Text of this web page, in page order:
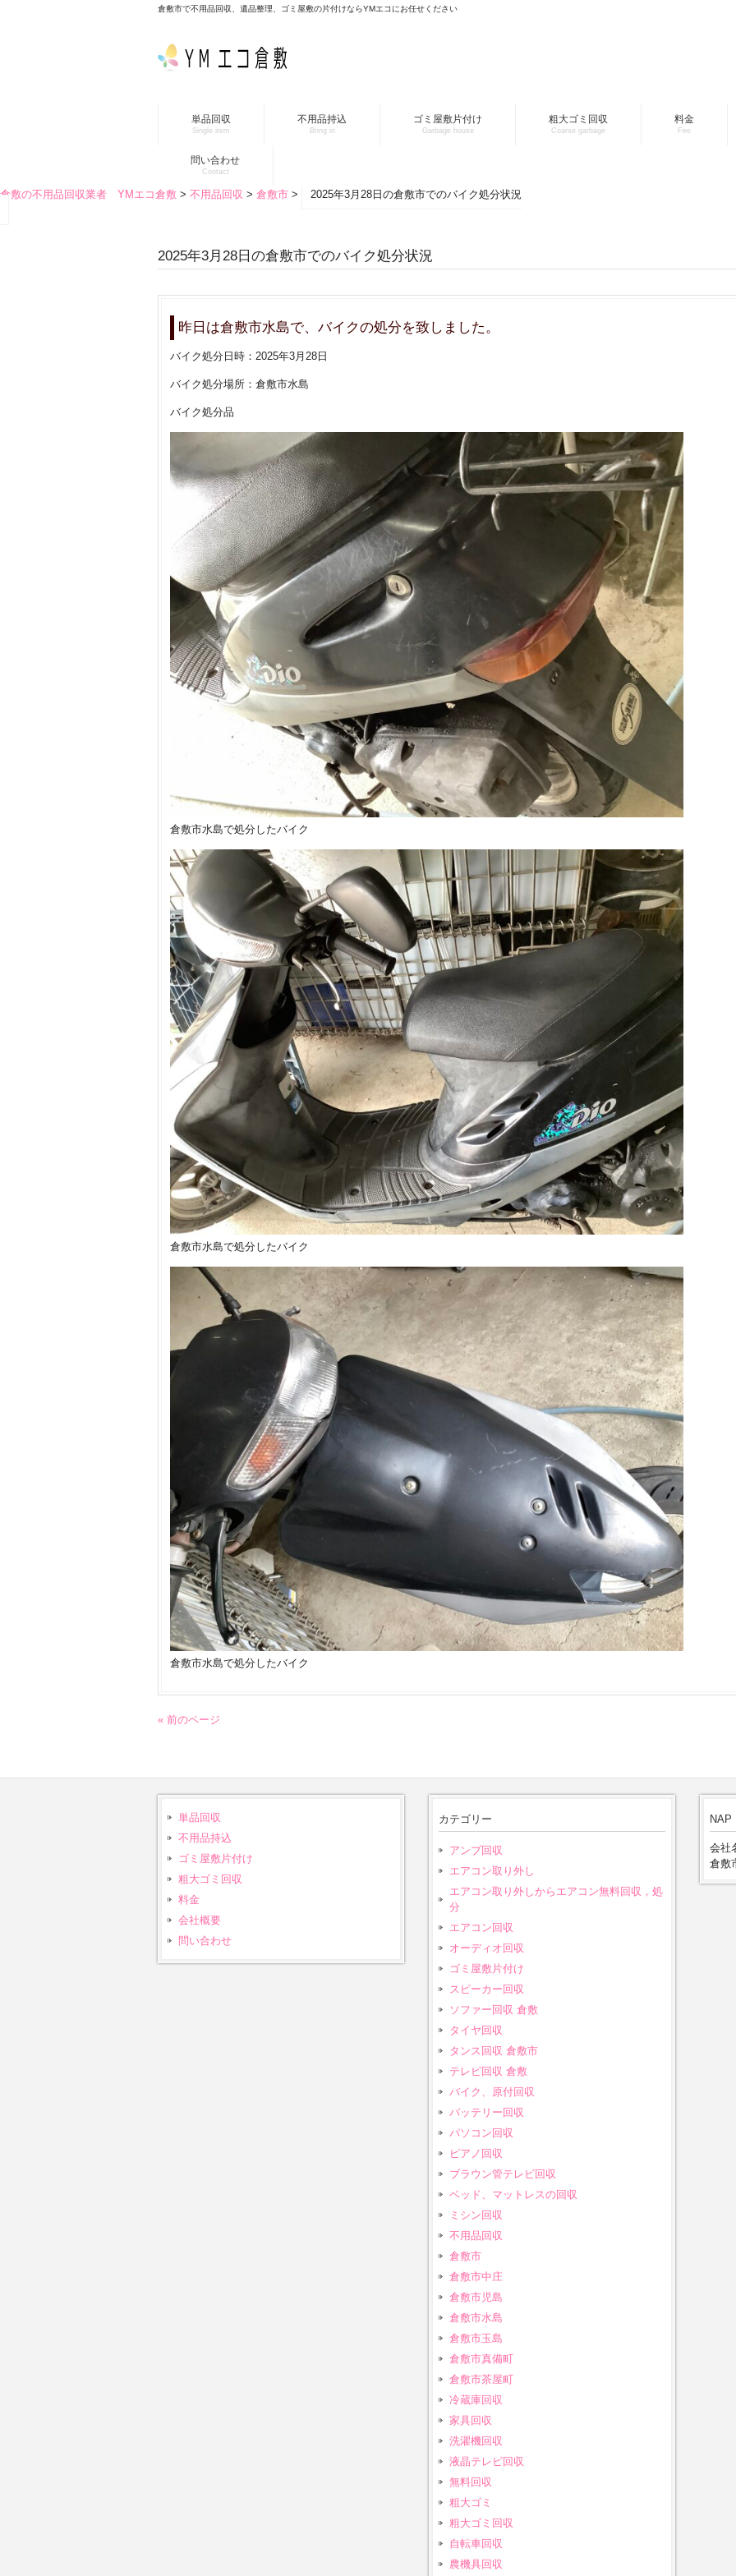
倉敷市で不用品回収、遺品整理、ゴミ屋敷の片付けならYMエコにお任せください
単品回収
Single item
不用品持込
Bring in
ゴミ屋敷片付け
Garbage house
粗大ゴミ回収
Coarse garbage
料金
Fee
問い合わせ
Contact
倉敷の不用品回収業者 YMエコ倉敷 > 不用品回収 > 倉敷市 > 2025年3月28日の倉敷市でのバイク処分状況
2025年3月28日の倉敷市でのバイク処分状況
昨日は倉敷市水島で、バイクの処分を致しました。
バイク処分日時：2025年3月28日
バイク処分場所：倉敷市水島
バイク処分品
倉敷市水島で処分したバイク
倉敷市水島で処分したバイク
倉敷市水島で処分したバイク
« 前のページ
単品回収
不用品持込
ゴミ屋敷片付け
粗大ゴミ回収
料金
会社概要
問い合わせ
カテゴリー
アンプ回収
エアコン取り外し
エアコン取り外しからエアコン無料回収，処
分
エアコン回収
オーディオ回収
ゴミ屋敷片付け
スピーカー回収
ソファー回収 倉敷
タイヤ回収
タンス回収 倉敷市
テレビ回収 倉敷
バイク、原付回収
バッテリー回収
パソコン回収
ピアノ回収
ブラウン管テレビ回収
ベッド、マットレスの回収
ミシン回収
不用品回収
倉敷市
倉敷市中庄
倉敷市児島
倉敷市水島
倉敷市玉島
倉敷市真備町
倉敷市茶屋町
冷蔵庫回収
家具回収
洗濯機回収
液晶テレビ回収
無料回収
粗大ゴミ
粗大ゴミ回収
自転車回収
農機具回収
NAP
会社
倉敷